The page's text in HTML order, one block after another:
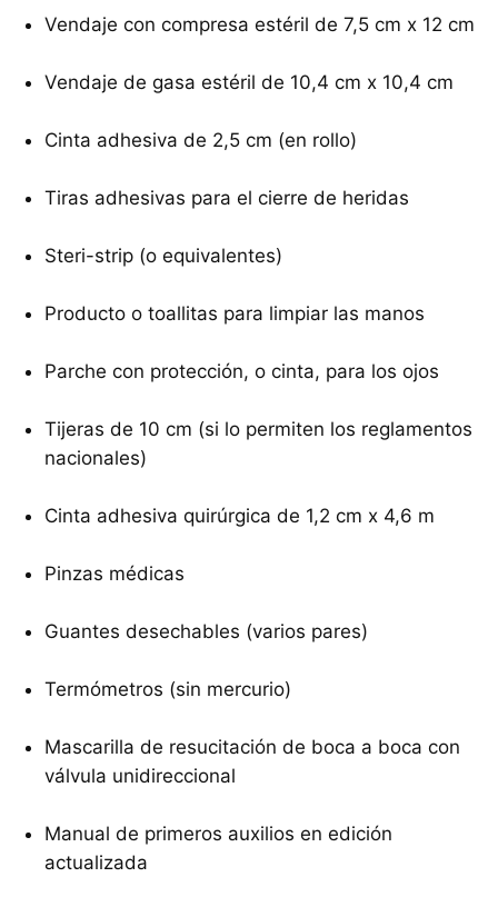
Vendaje con compresa estéril de 7,5 cm x 12 cm
Vendaje de gasa estéril de 10,4 cm x 10,4 cm
Cinta adhesiva de 2,5 cm (en rollo)
Tiras adhesivas para el cierre de heridas
Steri-strip (o equivalentes)
Producto o toallitas para limpiar las manos
Parche con protección, o cinta, para los ojos
Tijeras de 10 cm (si lo permiten los reglamentos
nacionales)
Cinta adhesiva quirúrgica de 1,2 cm x 4,6 m
Pinzas médicas
Guantes desechables (varios pares)
Termómetros (sin mercurio)
Mascarilla de resucitación de boca a boca con
válvula unidireccional
Manual de primeros auxilios en edición
actualizada